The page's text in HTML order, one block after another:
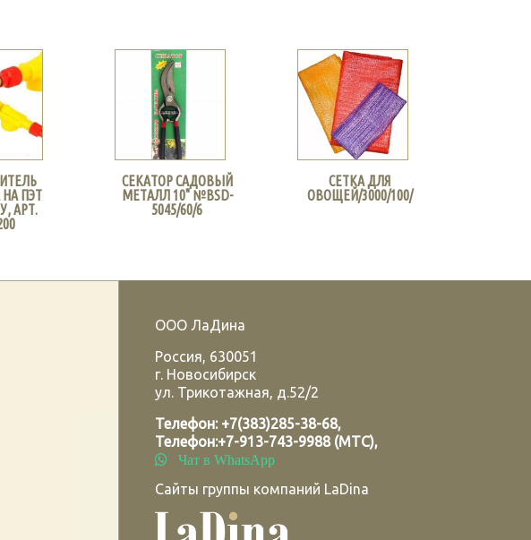
ПЭТ
АРТ.
СЕКАТОР САДОВЫЙ
МЕТАЛЛ 10" №BSD-
5045/60/6
СЕТКА ДЛЯ
ОВОЩЕЙ/3000/100/
ООО ЛаДина
Россия, 630051
г. Новосибирск
ул. Трикотажная, д.52/2
Телефон: +7(383)285-38-68,
Телефон:+7-913-743-9988 (МТС),
Чат в WhatsApp
Сайты группы компаний LaDina